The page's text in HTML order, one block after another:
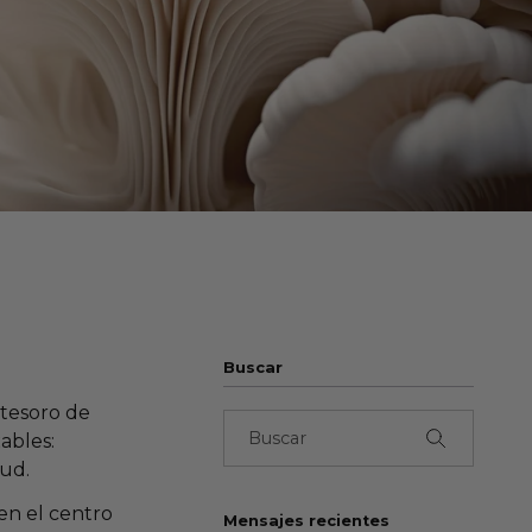
de
el centro
Buscar
Buscar
Mensajes recientes